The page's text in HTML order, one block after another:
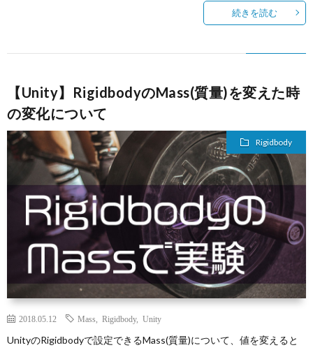
続きを読む
【Unity】RigidbodyのMass(質量)を変えた時
の変化について
Rigidbody
2018.05.12 Mass Rigidbody, Unity
UnityのRigidbodyで設定できるMass(質量)について、値を変えると